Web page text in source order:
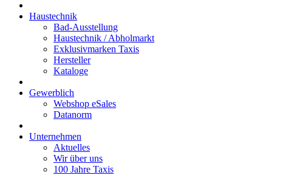
Haustechnik
Bad-Ausstellung
Haustechnik / Abholmarkt
Exklusivmarken Taxis
Hersteller
Kataloge
Gewerblich
Webshop eSales
Datanorm
Unternehmen
Aktuelles
Wir über uns
100 Jahre Taxis